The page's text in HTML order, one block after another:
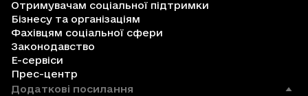
Отримувачам соціальної підтримки
Бізнесу та організаціям
Фахівцям соціальної сфери
Законодавство
Е-сервіси
Прес-центр
Додаткові посилання